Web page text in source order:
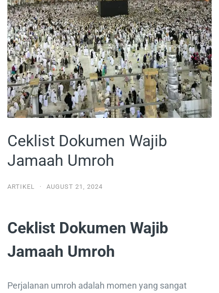
Ceklist Dokumen Wajib
Jamaah Umroh
ARTIKEL · AUGUST 21, 2024
Ceklist Dokumen Wajib
Jamaah Umroh
Perjalanan umroh adalah momen yang sangat